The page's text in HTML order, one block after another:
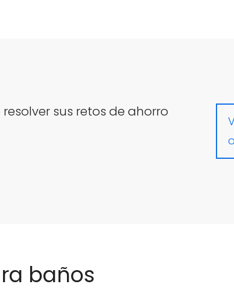
sus retos de ahorro
baños